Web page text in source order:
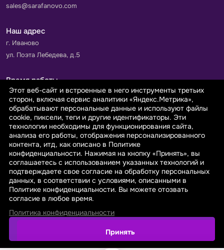
sales@sarafanovo.com
Наш адрес
г. Иваново
ул. Поэта Лебедева, д.5
Время работы
Пн-Пт с 9.00 до 18.00
Сб-Вс: выходной
Принимаем к оплате
© 2026 sarafanovo.com - Интернет-магазин "САРАФАНОВО"
специализируется на производстве, продаже тканей оптом и в
розницу с доставкой по Роcсии и СНГ.
Политика обработки персональных данных
Этот веб-сайт и встроенные в него инструменты третьих
сторон, включая сервис аналитики «Яндекс.Метрика»,
обрабатывают персональные данные и используют файлы
cookie, пиксели, теги и другие идентификаторы. Эти
технологии необходимы для функционирования сайта,
анализа его работы, отображения персонализированного
контента, итд, как описано в Политике
конфиденциальности. Нажимая на кнопку «Принять», вы
соглашаетесь с использованием указанных технологий и
подтверждаете свое согласие на обработку персональных
данных, в соответствии с условиями, описанными в
Политике конфиденциальности. Вы можете отозвать
согласие в любое время.
Политика конфиденциальности